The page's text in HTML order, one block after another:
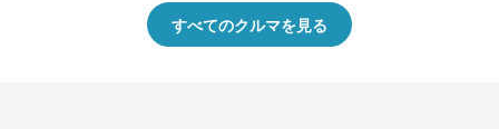
すべてのクルマを見る